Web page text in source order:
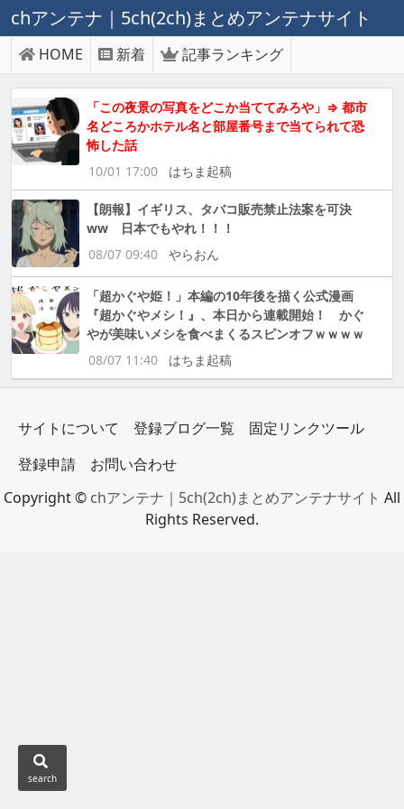
chアンテナ｜5ch(2ch)まとめアンテナサイト
HOME 新着 記事ランキング
「この夜景の写真をどこか当ててみろや」⇒ 都市
名どころかホテル名と部屋番号まで当てられて恐
怖した話
10/01 17:00
はちま起稿
【朗報】イギリス、タバコ販売禁止法案を可決
ww 日本でもやれ！！！
08/07 09:40
やらおん
「超かぐや姫！」本編の10年後を描く公式漫画
『超かぐやメシ！』、本日から連載開始！ かぐ
やが美味いメシを食べまくるスピンオフｗｗｗｗ
08/07 11:40
はちま起稿
サイトについて 登録ブログ一覧
固定リンクツール
登録申請
お問い合わせ
Copyright © chアンテナ｜5ch(2ch)まとめアンテナサイト All
Rights Reserved.
search